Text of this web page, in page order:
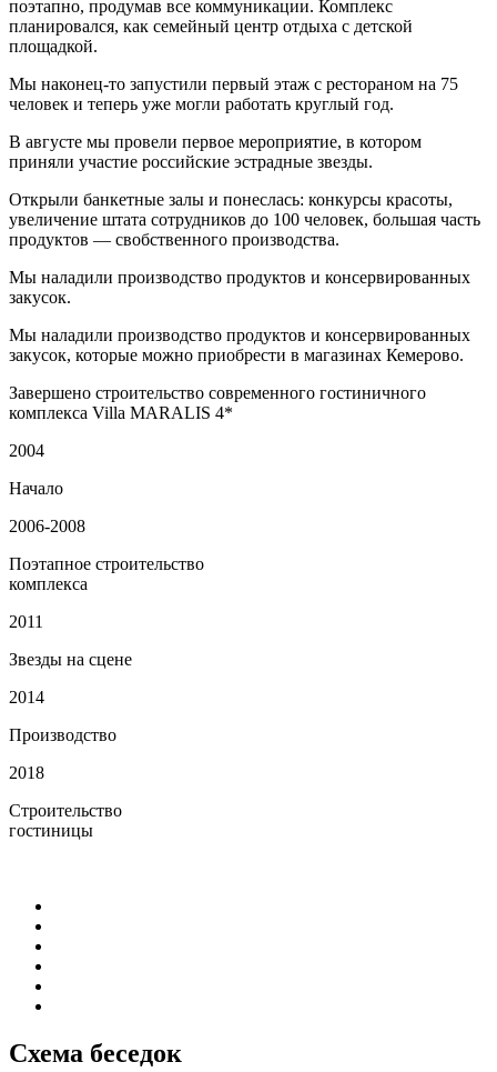
поэтапно, продумав все коммуникации. Комплекс
планировался, как семейный центр отдыха с детской
площадкой.
Мы наконец-то запустили первый этаж с рестораном на 75
человек и теперь уже могли работать круглый год.
В августе мы провели первое мероприятие, в котором
приняли участие российские эстрадные звезды.
Открыли банкетные залы и понеслась: конкурсы красоты,
увеличение штата сотрудников до 100 человек, большая часть
продуктов — свобственного производства.
Мы наладили производство продуктов и консервированных
закусок.
Мы наладили производство продуктов и консервированных
закусок, которые можно приобрести в магазинах Кемерово.
Завершено строительство современного гостиничного
комплекса Villa MARALIS 4*
2004
Начало
2006-2008
Поэтапное строительство
комплекса
2011
Звезды на сцене
2014
Производство
2018
Строительство
гостиницы
Схема беседок